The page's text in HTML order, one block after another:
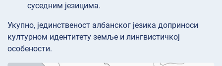
суседним језицима.
Укупно, јединственост албанског језика доприноси
културном идентитету земље и лингвистичкој
особености.